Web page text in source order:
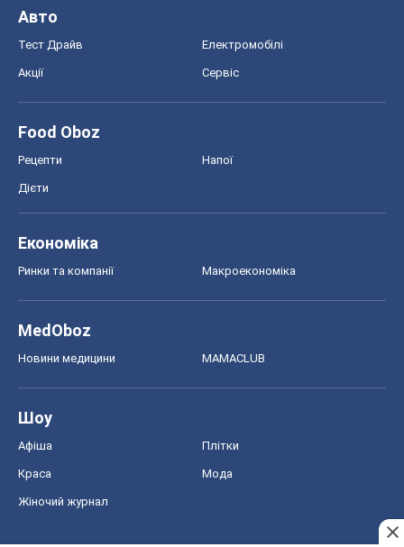
Авто
Тест Драйв Електромобілі
Акції Сервіс
Food Oboz
Рецепти Напої
Дієти
Економіка
Ринки та компанії Макроекономіка
MedOboz
Новини медицини MAMACLUB
Шоу
Афіша Плітки
Краса Мода
Жіночий журнал